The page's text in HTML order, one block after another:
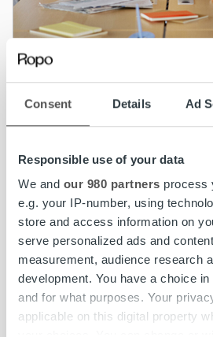
Consent Details Ad
Responsible use of your data
We and our 980 partners process
e.g. your IP-number, using
store and access information on
serve personalized ads and
measurement, audience research
development. You have a choice
and for what purposes. Your
applicable on this digital property
Asiakastarinat
Pohjoismaissa Ropon
Lue lisää